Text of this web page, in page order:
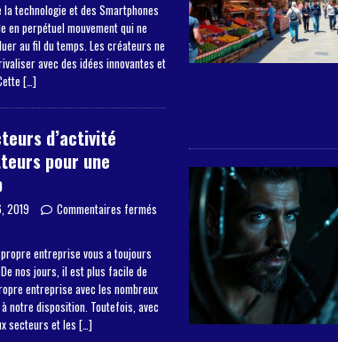
la technologie et des Smartphones
en perpétuel mouvement qui ne
au fil du temps. Les créateurs ne
avec des idées innovantes et
[…]
d’activité
pour une
2019 Commentaires fermés
entreprise vous a toujours
nos jours, il est plus facile de
entreprise avec les nombreux
notre disposition. Toutefois, avec
secteurs et les[…]